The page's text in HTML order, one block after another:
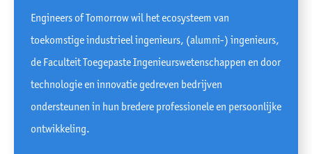
Engineers of Tomorrow wil het ecosysteem van
toekomstige industrieel ingenieurs, (alumni-) ingenieurs,
de Faculteit Toegepaste Ingenieurswetenschappen en door
technologie en innovatie gedreven bedrijven
ondersteunen in hun bredere professionele en persoonlijke
ontwikkeling.